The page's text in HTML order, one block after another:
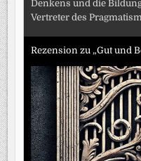
Denkens und die
Vertreter des
Rezension zu „Gut und